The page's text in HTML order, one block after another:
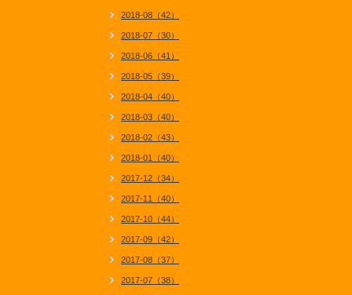
2018-08（42）
2018-07（30）
2018-06（41）
2018-05（39）
2018-04（40）
2018-03（40）
2018-02（43）
2018-01（40）
2017-12（34）
2017-11（40）
2017-10（44）
2017-09（42）
2017-08（37）
2017-07（38）